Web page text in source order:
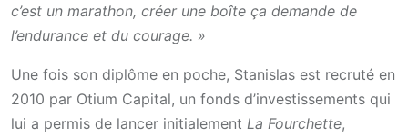
c’est un marathon, créer une boîte ça demande de
l’endurance et du courage. »
Une fois son diplôme en poche, Stanislas est recruté en
2010 par Otium Capital, un fonds d’investissements qui
lui a permis de lancer initialement La Fourchette,